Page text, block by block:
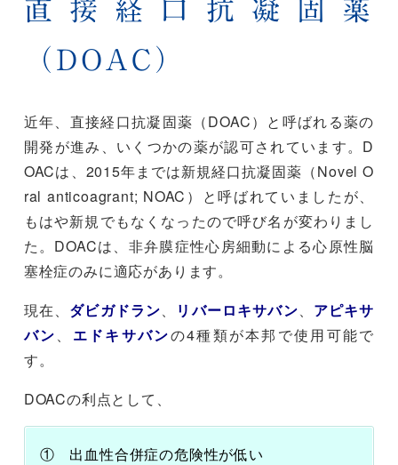
直接経口抗凝固薬
（DOAC）
近年、直接経口抗凝固薬（DOAC）と呼ばれる薬の
開発が進み、いくつかの薬が認可されています。D
OACは、2015年までは新規経口抗凝固薬（Novel O
ral anticoagrant; NOAC）と呼ばれていましたが、
もはや新規でもなくなったので呼び名が変わりまし
た。DOACは、非弁膜症性心房細動による心原性脳
塞栓症のみに適応があります。
現在、 ダビガドラン、 リバーロキサバン、 アピキサ
バン、 エドキサバンの4種類が本邦で使用可能で
す。
DOACの利点として、
① 出血性合併症の危険性が低い